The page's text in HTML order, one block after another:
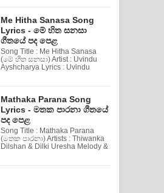
Me Hitha Sanasa Song
Lyrics - මේ හිත සනසා
ගීතයේ පද පෙළ
Song Title : Me Hitha Sanasa
(මේ හිත සනසා) Artist : Uvindu
Ayshcharya Lyrics : Uvindu
Mathaka Parana Song
Lyrics - මතක පාරනා ගීතයේ
පද පෙළ
Song Title : Mathaka Parana
(මතක පාරනා) Artists : Thiwanka
Dilshan & Dilki Uresha Melody &